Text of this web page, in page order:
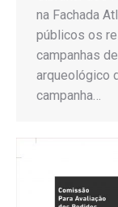
na Fachada
públicos os
campanhas
arqueológico
campanha…